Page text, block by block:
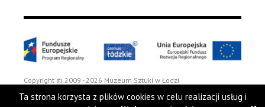
Copyright © 2009 - 2026 Muzeum Sztuki w Łodzi
Ta strona korzysta z plików cookies w celu realizacji usług i